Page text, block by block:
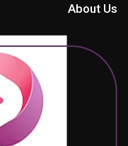
About Us